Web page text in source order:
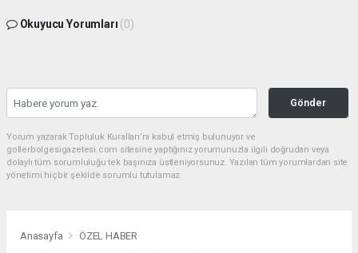
Okuyucu Yorumları (0)
Gönder
Yorum yazarak Topluluk Kuralları’nı kabul etmiş bulunuyor ve
gollerbolgesigazetesi.com sitesine yaptığınız yorumunuzla ilgili doğrudan veya
dolaylı tüm sorumluluğu tek başınıza üstleniyorsunuz. Yazılan tüm yorumlardan site
yönetimi hiçbir şekilde sorumlu tutulamaz.
Anasayfa ÖZEL HABER